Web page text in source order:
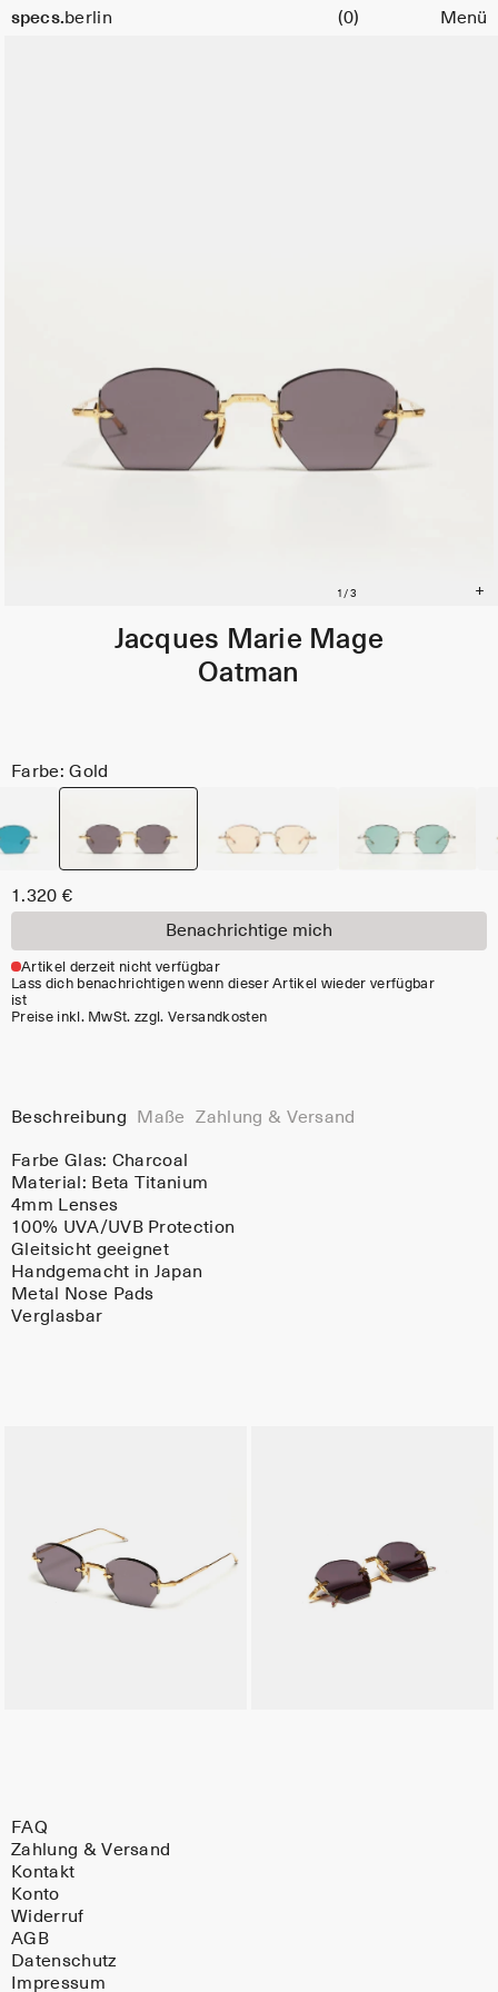
specs.berlin
Warenkorb (0) Menü
Jacques Marie Mage
Oatman
Farbe: Gold
1.320 €
Benachrichtige mich
Artikel derzeit nicht verfügbar
Lass dich benachrichtigen wenn dieser Artikel wieder verfügbar
ist
Preise inkl. MwSt. zzgl. Versandkosten
Beschreibung Maße Zahlung & Versand
Farbe Glas: Charcoal
Material: Beta Titanium
4mm Lenses
100% UVA/UVB Protection
Gleitsicht geeignet
Handgemacht in Japan
Metal Nose Pads
Verglasbar
FAQ
Zahlung & Versand
Kontakt
Konto
Widerruf
AGB
Datenschutz
Impressum